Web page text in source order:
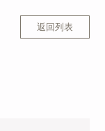
返回列表